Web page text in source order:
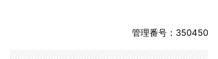
管理番号：350450